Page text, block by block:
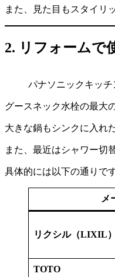
また、見た目もスタイリ
2. リフォームで
パナソニックキッチ
グースネック水栓の最大
大きな鍋もシンクに入れ
また、最近はシャワー切
具体的には以下の通りです
メ
リクシル（LIXIL）
TOTO